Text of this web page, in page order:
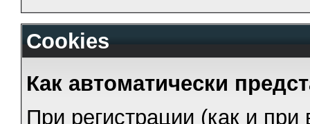
Cookies
Как автоматически
При регистрации (как и